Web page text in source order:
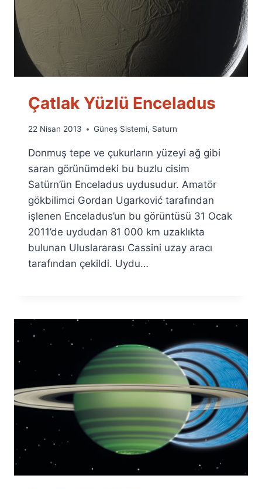
Çatlak Yüzlü Enceladus
By
Fuat
Özyar
22 Nisan 2013 Güneş Sistemi, Saturn
Donmuş tepe ve çukurların yüzeyi ağ gibi
saran görünümdeki bu buzlu cisim
Satürn’ün Enceladus uydusudur. Amatör
gökbilimci Gordan Ugarković tarafından
işlenen Enceladus’un bu görüntüsü 31 Ocak
2011’de uydudan 81 000 km uzaklıkta
bulunan Uluslararası Cassini uzay aracı
tarafından çekildi. Uydu…